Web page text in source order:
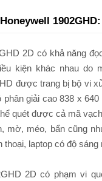
1902GHD:
2D có khả năng
kiện khác nhau do
được trang bị bộ vi
phân giải cao 838 x
quét được cả mã
mờ, méo, bẩn cũng
thoại, laptop có độ sáng
2D có phạm vi